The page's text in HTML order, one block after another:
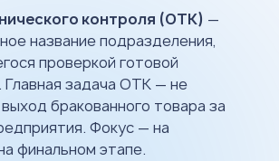
контроля (ОТК) —
название подразделения,
проверкой готовой
Главная задача ОТК — не
бракованного товара за
Фокус — на
финальном этапе.